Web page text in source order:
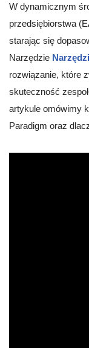
W dynamicznym
przedsiębiorstwa
starając się
Narzędzie
rozwiązanie, które
skuteczność
artykule omówimy
Paradigm oraz